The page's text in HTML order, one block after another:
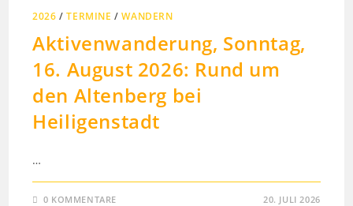
2026 /TERMINE /WANDERN
Aktivenwanderung, Sonntag,
16. August 2026: Rund um
den Altenberg bei
Heiligenstadt
…
0 KOMMENTARE 20. JULI 2026